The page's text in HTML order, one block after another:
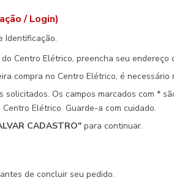
/ Login)
Identificação.
Centro Elétrico, preencha seu
compra no Centro Elétrico, é
solicitados. Os campos marcados com *
Elétrico. Guarde-a com cuidado.
CADASTRO" para continuar.
de concluir seu pedido.